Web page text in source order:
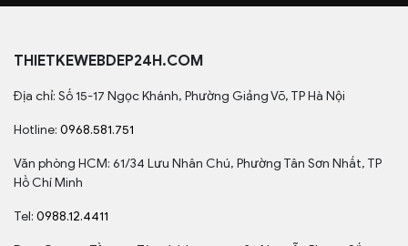
THIETKEWEBDEP24H.COM
Địa chỉ: Số 15-17 Ngọc Khánh, Phường Giảng Võ, TP Hà Nội
Hotline: 0968.581.751
Văn phòng HCM: 61/34 Lưu Nhân Chú, Phường Tân Sơn Nhất, TP
Hồ Chí Minh
Tel: 0988.12.4411